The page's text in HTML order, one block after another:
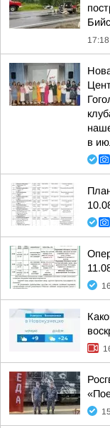
17:18
в